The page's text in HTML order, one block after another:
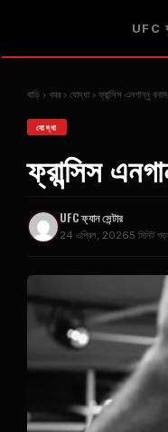
UFC
বাড়ি খবর যোদ্ধা ফ্রান্সিস এনগান্নু
যোদ্ধা
ফ্রান্সিস
UFCফ্যান সেন্টার
24 এপ্রিল, 20265 মিনিট পড়া